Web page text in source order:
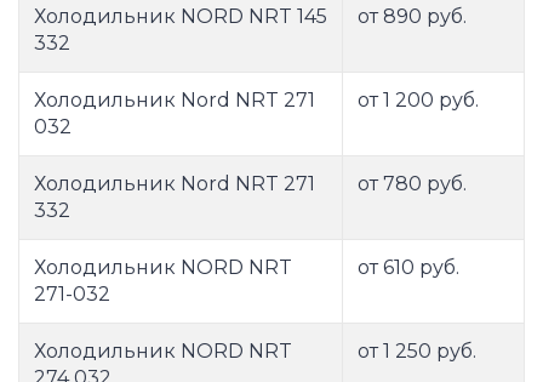
Холодильник NORD NRT 145
332
от 890 руб.
Холодильник Nord NRT 271
032
от 1 200 руб.
Холодильник Nord NRT 271
332
от 780 руб.
Холодильник NORD NRT
271-032
от 610 руб.
Холодильник NORD NRT
от 1 250 руб.